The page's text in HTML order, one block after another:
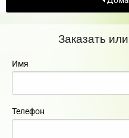
Заказать
Имя
Телефон